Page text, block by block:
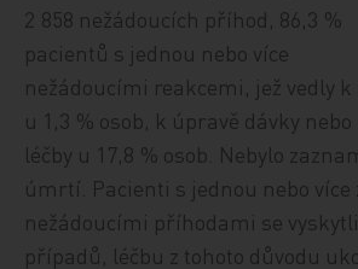
2 858 nežádoucích příhod, 86,3 %
pacientů s jednou nebo více
nežádoucími reakcemi, jež vedly
u 1,3 % osob, k úpravě dávky
léčby u 17,8 % osob. Nebylo
úmrtí. Pacienti s jednou nebo více
nežádoucími příhodami se vyskytli
případů, léčbu z tohoto důvodu